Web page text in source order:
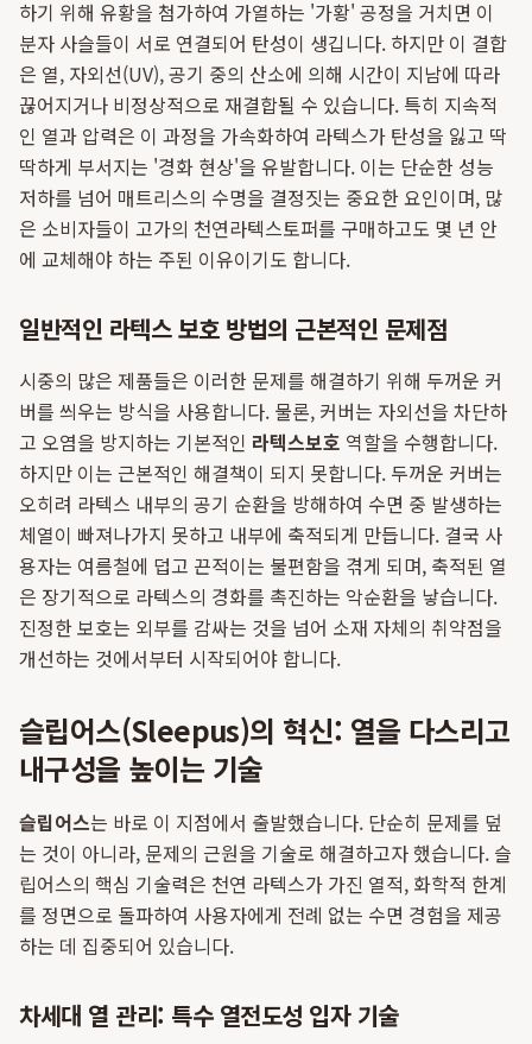
하기 위해 유황을 첨가하여 가열하는 '가황' 공정을 거치면 이
분자 사슬들이 서로 연결되어 탄성이 생깁니다. 하지만 이 결합
은 열, 자외선(UV), 공기 중의 산소에 의해 시간이 지남에 따라
끊어지거나 비정상적으로 재결합될 수 있습니다. 특히 지속적
인 열과 압력은 이 과정을 가속화하여 라텍스가 탄성을 잃고 딱
딱하게 부서지는 '경화 현상'을 유발합니다. 이는 단순한 성능
저하를 넘어 매트리스의 수명을 결정짓는 중요한 요인이며, 많
은 소비자들이 고가의 천연라텍스토퍼를 구매하고도 몇 년 안
에 교체해야 하는 주된 이유이기도 합니다.
일반적인 라텍스 보호 방법의 근본적인 문제점
시중의 많은 제품들은 이러한 문제를 해결하기 위해 두꺼운 커
버를 씌우는 방식을 사용합니다. 물론, 커버는 자외선을 차단하
고 오염을 방지하는 기본적인 라텍스보호 역할을 수행합니다.
하지만 이는 근본적인 해결책이 되지 못합니다. 두꺼운 커버는
오히려 라텍스 내부의 공기 순환을 방해하여 수면 중 발생하는
체열이 빠져나가지 못하고 내부에 축적되게 만듭니다. 결국 사
용자는 여름철에 덥고 끈적이는 불편함을 겪게 되며, 축적된 열
은 장기적으로 라텍스의 경화를 촉진하는 악순환을 낳습니다.
진정한 보호는 외부를 감싸는 것을 넘어 소재 자체의 취약점을
개선하는 것에서부터 시작되어야 합니다.
슬립어스(Sleepus)의 혁신: 열을 다스리고
내구성을 높이는 기술
슬립어스는 바로 이 지점에서 출발했습니다. 단순히 문제를 덮
는 것이 아니라, 문제의 근원을 기술로 해결하고자 했습니다. 슬
립어스의 핵심 기술력은 천연 라텍스가 가진 열적, 화학적 한계
를 정면으로 돌파하여 사용자에게 전례 없는 수면 경험을 제공
하는 데 집중되어 있습니다.
차세대 열 관리: 특수 열전도성 입자 기술